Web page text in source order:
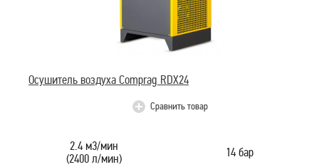
Осушитель воздуха Comprag RDX24
Сравнить товар
2.4 м3/мин
(2400 л/мин)
14 бар